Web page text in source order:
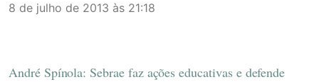
8 de julho de 2013 às 21:18
André Spínola: Sebrae faz ações educativas e defende